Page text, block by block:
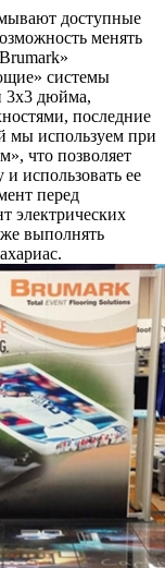
доступные
менять
системы
3х3 дюйма,
последние
мы используем при
что позволяет
использовать ее
перед
электрических
выполнять